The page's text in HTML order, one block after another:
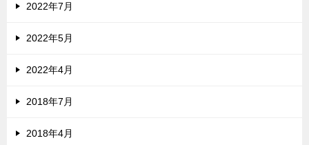
2022年7月
2022年5月
2022年4月
2018年7月
2018年4月